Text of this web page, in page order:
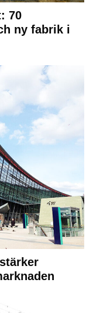
70
ny fabrik i